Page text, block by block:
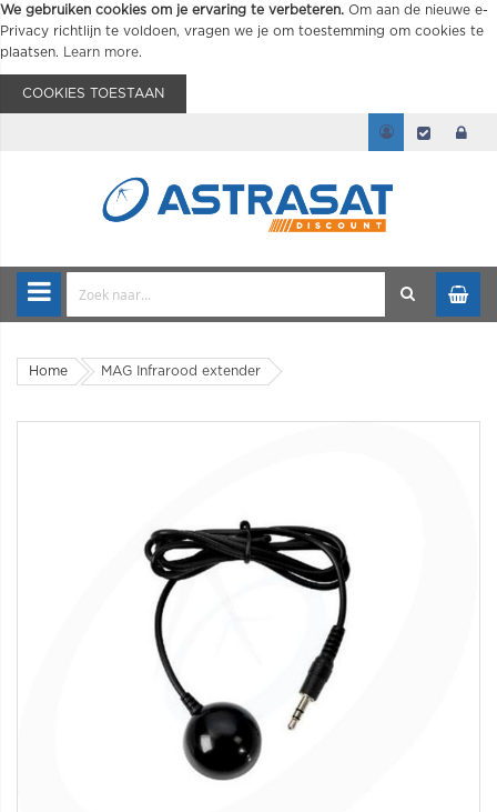
We gebruiken cookies om je ervaring te verbeteren. Om aan de nieuwe e-
Privacy richtlijn te voldoen, vragen we je om toestemming om cookies te
plaatsen.
Learn more.
COOKIES TOESTAAN
Home MAG Infrarood extender